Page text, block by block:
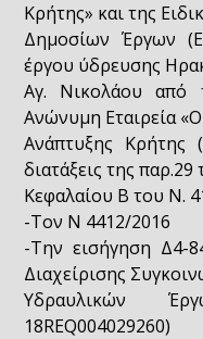
Κρήτης» και της
Δημοσίων Έργων
έργου ύδρευσης
Αγ. Νικολάου από
Ανώνυμη Εταιρεία
Ανάπτυξης Κρήτης
διατάξεις της
Κεφαλαίου Β του Ν.
-Τον Ν 4412/2016
-Την εισήγηση Δ4-
Διαχείρισης
Υδραυλικών
18REQ004029260)